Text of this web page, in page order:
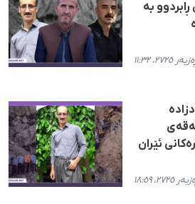
۱۰ ڕۆژی ڕابردوو بە
ئێران